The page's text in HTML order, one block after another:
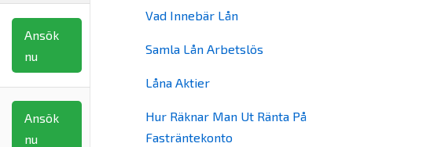
Ansök
nu
Ansök
nu
Vad Innebär Lån
Samla Lån Arbetslös
Låna Aktier
Hur Räknar Man Ut Ränta På
Fasträntekonto